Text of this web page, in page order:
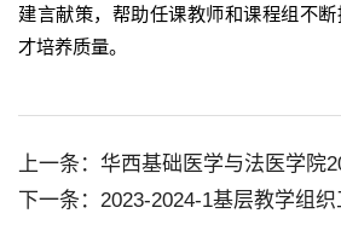
建言献策，帮助任课教师和课程组不
才培养质量。
下一条：2023-2024-1基层教学组